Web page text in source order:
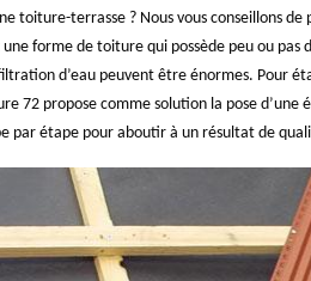
toiture-terrasse ? Nous vous conseillons
forme de toiture qui possède peu ou
d’eau peuvent être énormes. Pour
72 propose comme solution la pose
par étape pour aboutir à un résultat de